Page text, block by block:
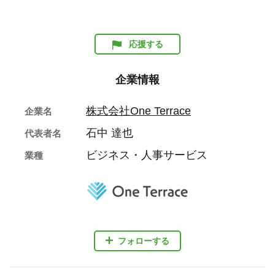
応援する
企業情報
フォローする
企業名 株式会社One Terrace
代表者名 石中 達也
業種 ビジネス・人事サービス